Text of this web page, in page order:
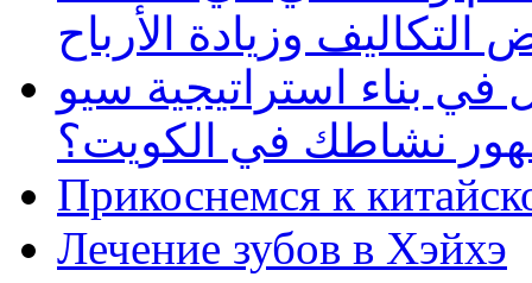
وزيادة الأرباح
بناء استراتيجية سيو
نشاطك في الكويت؟
Прикоснемся к
Лечение зубов в Хэйхэ